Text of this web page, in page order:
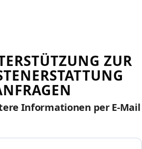
ZUR
Informationen per E-Mail